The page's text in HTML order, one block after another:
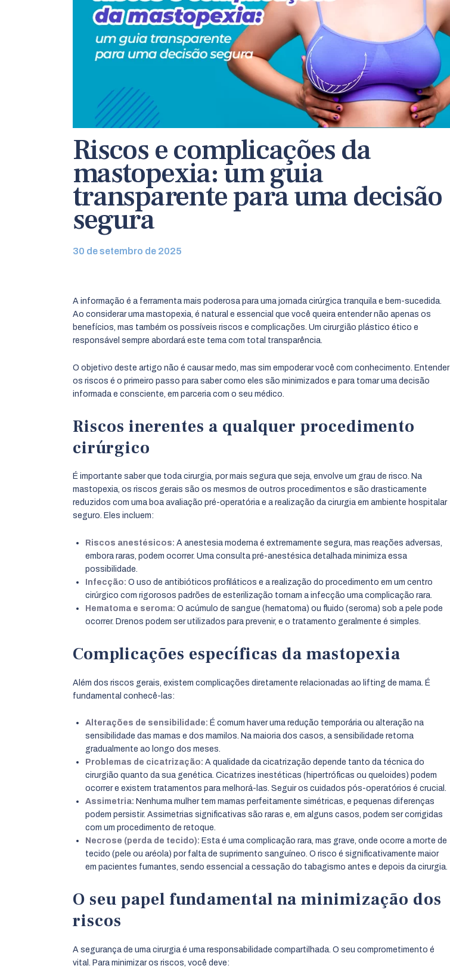
Riscos e complicações da
mastopexia: um guia
transparente para uma decisão
segura
30 de setembro de 2025
A informação é a ferramenta mais poderosa para uma jornada cirúrgica tranquila e bem-sucedida.
Ao considerar uma mastopexia, é natural e essencial que você queira entender não apenas os
benefícios, mas também os possíveis riscos e complicações. Um cirurgião plástico ético e
responsável sempre abordará este tema com total transparência.
O objetivo deste artigo não é causar medo, mas sim empoderar você com conhecimento. Entender
os riscos é o primeiro passo para saber como eles são minimizados e para tomar uma decisão
informada e consciente, em parceria com o seu médico.
Riscos inerentes a qualquer procedimento
cirúrgico
É importante saber que toda cirurgia, por mais segura que seja, envolve um grau de risco. Na
mastopexia, os riscos gerais são os mesmos de outros procedimentos e são drasticamente
reduzidos com uma boa avaliação pré-operatória e a realização da cirurgia em ambiente hospitalar
seguro. Eles incluem:
Riscos anestésicos: A anestesia moderna é extremamente segura, mas reações adversas,
embora raras, podem ocorrer. Uma consulta pré-anestésica detalhada minimiza essa
possibilidade.
Infecção: O uso de antibióticos profiláticos e a realização do procedimento em um centro
cirúrgico com rigorosos padrões de esterilização tornam a infecção uma complicação rara.
Hematoma e seroma: O acúmulo de sangue (hematoma) ou fluido (seroma) sob a pele pode
ocorrer. Drenos podem ser utilizados para prevenir, e o tratamento geralmente é simples.
Complicações específicas da mastopexia
Além dos riscos gerais, existem complicações diretamente relacionadas ao lifting de mama. É
fundamental conhecê-las:
Alterações de sensibilidade: É comum haver uma redução temporária ou alteração na
sensibilidade das mamas e dos mamilos. Na maioria dos casos, a sensibilidade retorna
gradualmente ao longo dos meses.
Problemas de cicatrização: A qualidade da cicatrização depende tanto da técnica do
cirurgião quanto da sua genética. Cicatrizes inestéticas (hipertróficas ou queloides) podem
ocorrer e existem tratamentos para melhorá-las. Seguir os cuidados pós-operatórios é crucial.
Assimetria: Nenhuma mulher tem mamas perfeitamente simétricas, e pequenas diferenças
podem persistir. Assimetrias significativas são raras e, em alguns casos, podem ser corrigidas
com um procedimento de retoque.
Necrose (perda de tecido): Esta é uma complicação rara, mas grave, onde ocorre a morte de
tecido (pele ou aréola) por falta de suprimento sanguíneo. O risco é significativamente maior
em pacientes fumantes, sendo essencial a cessação do tabagismo antes e depois da cirurgia.
O seu papel fundamental na minimização dos
riscos
A segurança de uma cirurgia é uma responsabilidade compartilhada. O seu comprometimento é
vital. Para minimizar os riscos, você deve: